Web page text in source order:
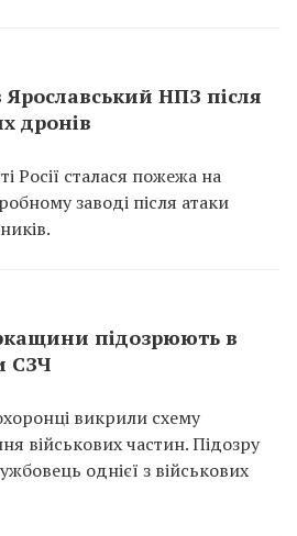
Ярославський НПЗ після
дронів
Росії сталася пожежа на
заводі після атаки
підозрюють в
СЗЧ
викрили схему
військових частин. Підозру
однієї з військових